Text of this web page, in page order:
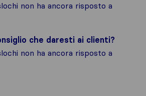
non ha ancora risposto a
che daresti ai clienti?
non ha ancora risposto a